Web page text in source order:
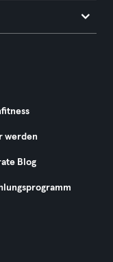
werden
Blog